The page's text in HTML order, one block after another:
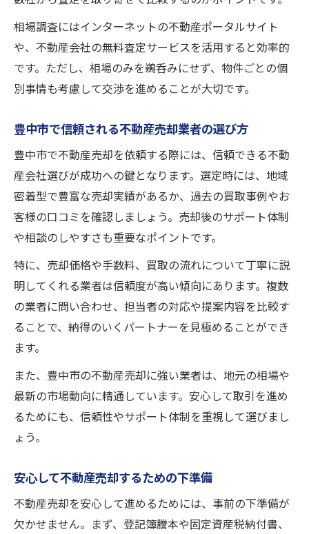
相場調査にはインターネットの不動産ポータルサイト
や、不動産会社の無料査定サービスを活用すると効率的
です。ただし、相場のみを鵜呑みにせず、物件ごとの個
別事情も考慮して交渉を進めることが大切です。
豊中市で信頼される不動産売却業者の選び方
豊中市で不動産売却を依頼する際には、信頼できる不動
産会社選びが成功への鍵となります。選定時には、地域
密着型で豊富な売却実績があるか、過去の買取事例やお
客様の口コミを確認しましょう。売却後のサポート体制
や相談のしやすさも重要なポイントです。
特に、売却価格や手数料、買取の流れについて丁寧に説
明してくれる業者は信頼度が高い傾向にあります。複数
の業者に問い合わせ、担当者の対応や提案内容を比較す
ることで、納得のいくパートナーを見極めることができ
ます。
また、豊中市の不動産売却に強い業者は、地元の相場や
最新の市場動向に精通しています。安心して取引を進め
るためにも、信頼性やサポート体制を重視して選びまし
ょう。
安心して不動産売却するための下準備
不動産売却を安心して進めるためには、事前の下準備が
欠かせません。まず、登記簿謄本や固定資産税納付書、